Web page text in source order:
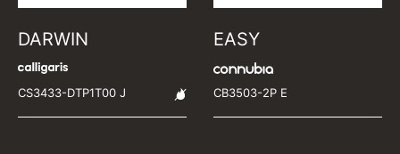
DARWIN
CS3433-DTP1T00 J
EASY
CB3503-2P E